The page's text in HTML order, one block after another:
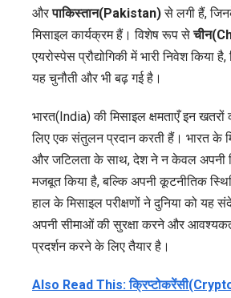
औरपाकिस्तान(Pakistan)से लगी हैं,
मिसाइल कार्यक्रम हैं। विशेष रूप से
एयरोस्पेस प्रौद्योगिकी में भारी निवेश किया
यह चुनौती और भी बढ़ गई है।
भारत(India) की मिसाइल क्षमताएँ इन
लिए एक संतुलन प्रदान करती हैं। भारत के
और जटिलता के साथ, देश ने न केवल अपनी
मजबूत किया है, बल्कि अपनी कूटनीतिक
हाल के मिसाइल परीक्षणों ने दुनिया को यह
अपनी सीमाओं की सुरक्षा करने और
प्रदर्शन करने के लिए तैयार है।
Also Read This: